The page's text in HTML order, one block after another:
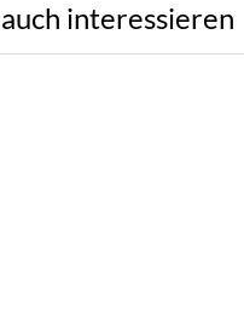
interessieren